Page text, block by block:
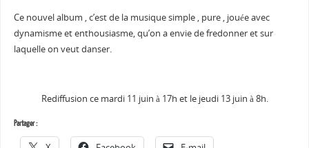
Ce nouvel album , c’est de la musique simple , pure , jouée avec
dynamisme et enthousiasme, qu’on a envie de fredonner et sur
laquelle on veut danser.
Rediffusion ce mardi 11 juin à 17h et le jeudi 13 juin à 8h.
Partager :